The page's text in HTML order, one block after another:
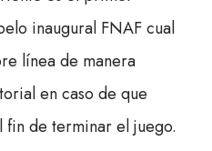
inaugural FNAF cual
línea de manera
en caso de que
de terminar el juego.